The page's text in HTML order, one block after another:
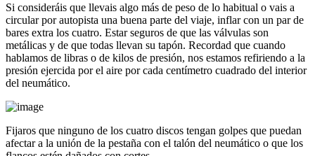
Si consideráis que llevais algo más de peso de lo habitual o vais a
circular por autopista una buena parte del viaje, inflar con un par de
bares extra los cuatro. Estar seguros de que las válvulas son
metálicas y de que todas llevan su tapón. Recordad que cuando
hablamos de libras o de kilos de presión, nos estamos refiriendo a la
presión ejercida por el aire por cada centímetro cuadrado del interior
del neumático.
Fijaros que ninguno de los cuatro discos tengan golpes que puedan
afectar a la unión de la pestaña con el talón del neumático o que los